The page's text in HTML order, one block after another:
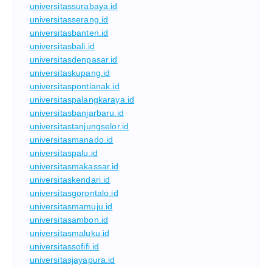
universitassurabaya.id
universitasserang.id
universitasbanten.id
universitasbali.id
universitasdenpasar.id
universitaskupang.id
universitaspontianak.id
universitaspalangkaraya.id
universitasbanjarbaru.id
universitastanjungselor.id
universitasmanado.id
universitaspalu.id
universitasmakassar.id
universitaskendari.id
universitasgorontalo.id
universitasmamuju.id
universitasambon.id
universitasmaluku.id
universitassofifi.id
universitasjayapura.id